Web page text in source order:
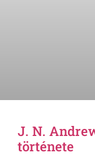
J. N.
története